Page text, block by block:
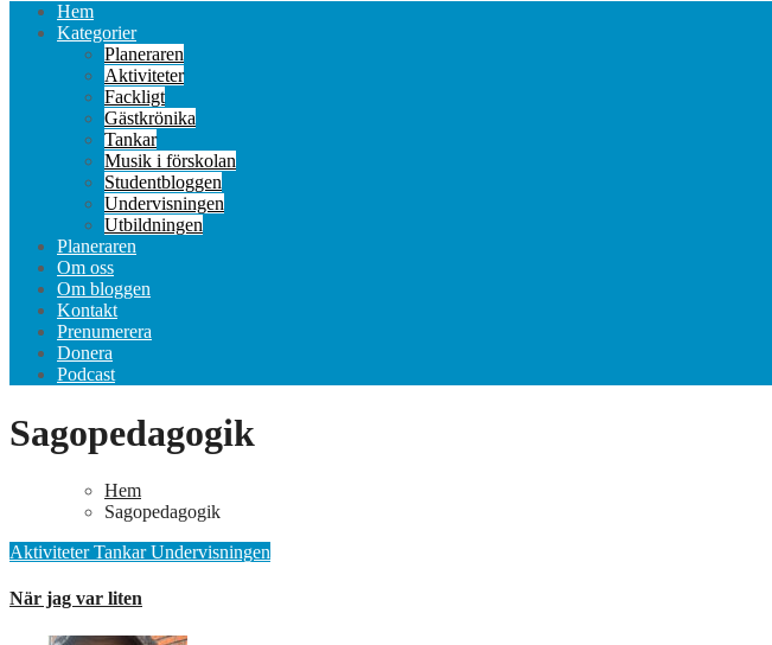
Hem
Kategorier
Planeraren
Aktiviteter
Fackligt
Gästkrönika
Tankar
Musik i förskolan
Studentbloggen
Undervisningen
Utbildningen
Planeraren
Om oss
Om bloggen
Kontakt
Prenumerera
Donera
Podcast
Sagopedagogik
Hem
Sagopedagogik
AktiviteterTankarUndervisningen
När jag var liten